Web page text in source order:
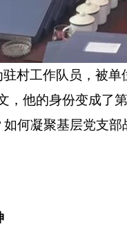
村工作队员，被
，他的身份变成了
何凝聚基层党支